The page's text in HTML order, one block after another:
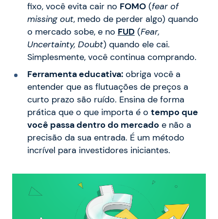
fixo, você evita cair no FOMO(fear of
missing out, medo de perder algo) quando
o mercado sobe, e no FUD (Fear,
Uncertainty, Doubt) quando ele cai.
Simplesmente, você continua comprando.
Ferramenta educativa:obriga você a
entender que as flutuações de preços a
curto prazo são ruído. Ensina de forma
prática que o que importa é o tempo que
você passa dentro do mercado e não a
precisão da sua entrada. É um método
incrível para investidores iniciantes.